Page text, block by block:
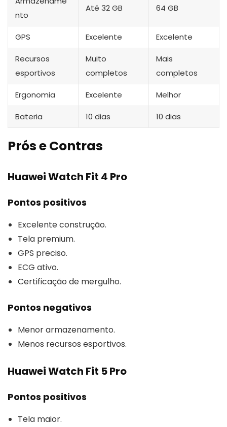
nto
Até 32 GB 64 GB
GPS Excelente Excelente
Recursos
esportivos
Muito
completos
Mais
completos
Ergonomia Excelente Melhor
Bateria 10 dias 10 dias
Prós e Contras
Huawei Watch Fit 4 Pro
Pontos positivos
Excelente construção.
Tela premium.
GPS preciso.
ECG ativo.
Certificação de mergulho.
Pontos negativos
Menor armazenamento.
Menos recursos esportivos.
Huawei Watch Fit 5 Pro
Pontos positivos
Tela maior.